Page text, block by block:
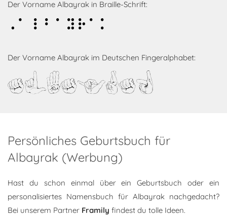
Der Vorname Albayrak in Braille-Schrift:
Albayrak
Der Vorname Albayrak im Deutschen Fingeralphabet:
Albayrak
Persönliches Geburtsbuch für
Albayrak (Werbung)
Hast du schon einmal über ein Geburtsbuch oder ein
personalisiertes Namensbuch für Albayrak nachgedacht?
Bei unserem Partner Framily findest du tolle Ideen.